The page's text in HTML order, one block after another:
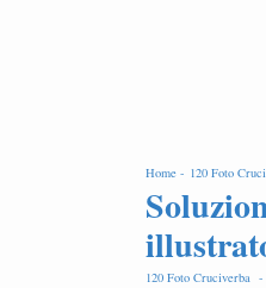
Home - 120 Foto
120 Foto Cruciverba -